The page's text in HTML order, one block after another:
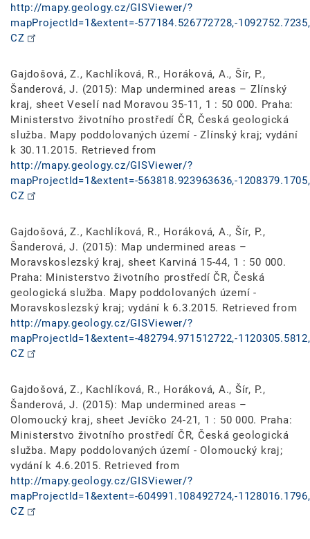
http://mapy.geology.cz/GISViewer/?
mapProjectId=1&extent=-577184.526772728,-
CZ
Gajdošová, Z., Kachlíková, R., Horáková, A., Šír, P.,
Šanderová, J. (2015): Map undermined areas – Zlínský
kraj, sheet Veselí nad Moravou 35-11, 1 : 50 000. Praha:
Ministerstvo životního prostředí ČR, Česká geologická
služba. Mapy poddolovaných území - Zlínský kraj; vydání
k 30.11.2015. Retrieved from
http://mapy.geology.cz/GISViewer/?
mapProjectId=1&extent=-563818.923963636,-
CZ
Gajdošová, Z., Kachlíková, R., Horáková, A., Šír, P.,
Šanderová, J. (2015): Map undermined areas –
Moravskoslezský kraj, sheet Karviná 15-44, 1 : 50 000.
Praha: Ministerstvo životního prostředí ČR, Česká
geologická služba. Mapy poddolovaných území -
Moravskoslezský kraj; vydání k 6.3.2015. Retrieved from
http://mapy.geology.cz/GISViewer/?
mapProjectId=1&extent=-482794.971512722,-
CZ
Gajdošová, Z., Kachlíková, R., Horáková, A., Šír, P.,
Šanderová, J. (2015): Map undermined areas –
Olomoucký kraj, sheet Jevíčko 24-21, 1 : 50 000. Praha:
Ministerstvo životního prostředí ČR, Česká geologická
služba. Mapy poddolovaných území - Olomoucký kraj;
vydání k 4.6.2015. Retrieved from
http://mapy.geology.cz/GISViewer/?
mapProjectId=1&extent=-604991.108492724,-
CZ